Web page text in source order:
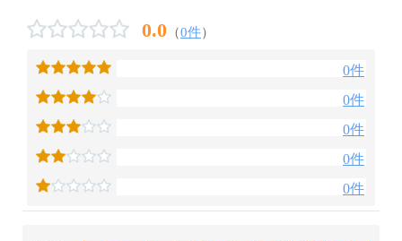
0.0 （0件）
0件
0件
0件
0件
0件